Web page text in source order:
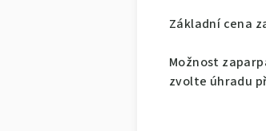
Základní cena
Možnost
zvolte úhradu